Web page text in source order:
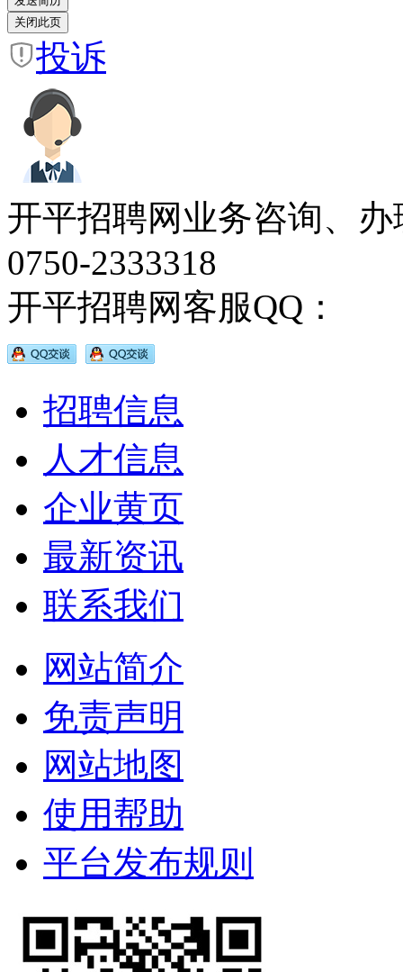
投诉
开平招聘网业务咨询、
0750-2333318
开平招聘网客服QQ：
招聘信息
人才信息
企业黄页
最新资讯
联系我们
网站简介
免责声明
网站地图
使用帮助
平台发布规则